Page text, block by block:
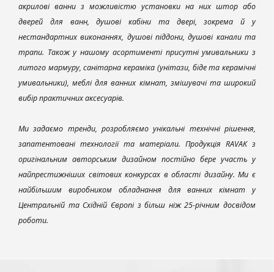
акрилові ванни з можливістю установки на них штор або
дверей для ванн, душові кабіни та двері, зокрема й у
нестандартних виконаннях, душові піддони, душові канали та
трапи. Також у нашому асортименті присутні умивальники з
литого мармуру, санітарна кераміка (унітази, біде та керамічні
умивальники), меблі для ванних кімнат, змішувачі та широкий
вибір практичних аксесуарів.
Ми задаємо тренди, розробляємо унікальні технічні рішення,
запатентовані технології та матеріали. Продукція RAVAK з
оригінальним авторським дизайном постійно бере участь у
найпрестижніших світових конкурсах в області дизайну. Ми є
найбільшим виробником обладнання для ванних кімнат у
Центральній та Східній Європі з більш ніж 25-річним досвідом
роботи.